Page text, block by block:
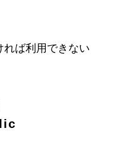
れば利用できない